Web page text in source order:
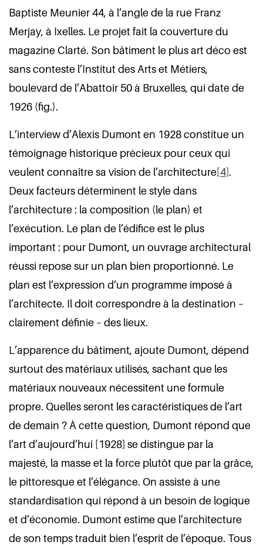
Baptiste Meunier 44, à l’angle de la rue Franz
Merjay, à Ixelles. Le projet fait la couverture du
magazine Clarté. Son bâtiment le plus art déco est
sans conteste l’Institut des Arts et Métiers,
boulevard de l’Abattoir 50 à Bruxelles, qui date de
1926 (fig.).
L’interview d’Alexis Dumont en 1928 constitue un
témoignage historique précieux pour ceux qui
veulent connaître sa vision de l’architecture[4].
Deux facteurs déterminent le style dans
l’architecture : la composition (le plan) et
l’exécution. Le plan de l’édifice est le plus
important : pour Dumont, un ouvrage architectural
réussi repose sur un plan bien proportionné. Le
plan est l’expression d’un programme imposé à
l’architecte. Il doit correspondre à la destination –
clairement définie – des lieux.
L’apparence du bâtiment, ajoute Dumont, dépend
surtout des matériaux utilisés, sachant que les
matériaux nouveaux nécessitent une formule
propre. Quelles seront les caractéristiques de l’art
de demain ? À cette question, Dumont répond que
l’art d’aujourd’hui [1928] se distingue par la
majesté, la masse et la force plutôt que par la grâce,
le pittoresque et l’élégance. On assiste à une
standardisation qui répond à un besoin de logique
et d’économie. Dumont estime que l’architecture
de son temps traduit bien l’esprit de l’époque. Tous